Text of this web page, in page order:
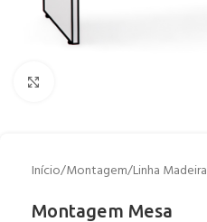
Início/Montagem/Linha Madeira
Montagem Mesa